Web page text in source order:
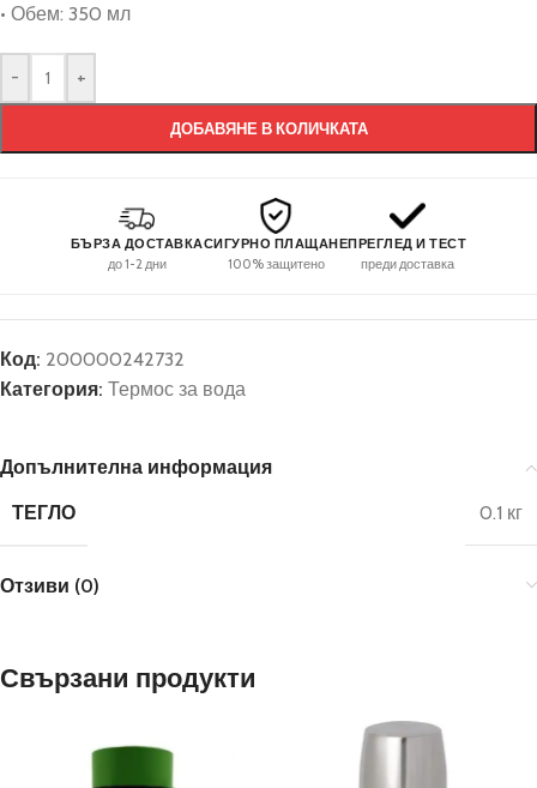
• Обем: 350 мл
- +
ДОБАВЯНЕ В КОЛИЧКАТА
БЪРЗА ДОСТАВКА
до 1-2 дни
СИГУРНО ПЛАЩАНЕ
100% защитено
ПРЕГЛЕД И ТЕСТ
преди доставка
Код: 200000242732
Категория: Термос за вода
Допълнителна информация
ТЕГЛО
0.1 кг
Отзиви (0)
Свързани продукти